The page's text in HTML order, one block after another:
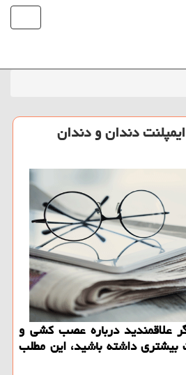
دندان و دندان
علاقمندید درباره عصب كشی و
بیشتری داشته باشید، این مطلب